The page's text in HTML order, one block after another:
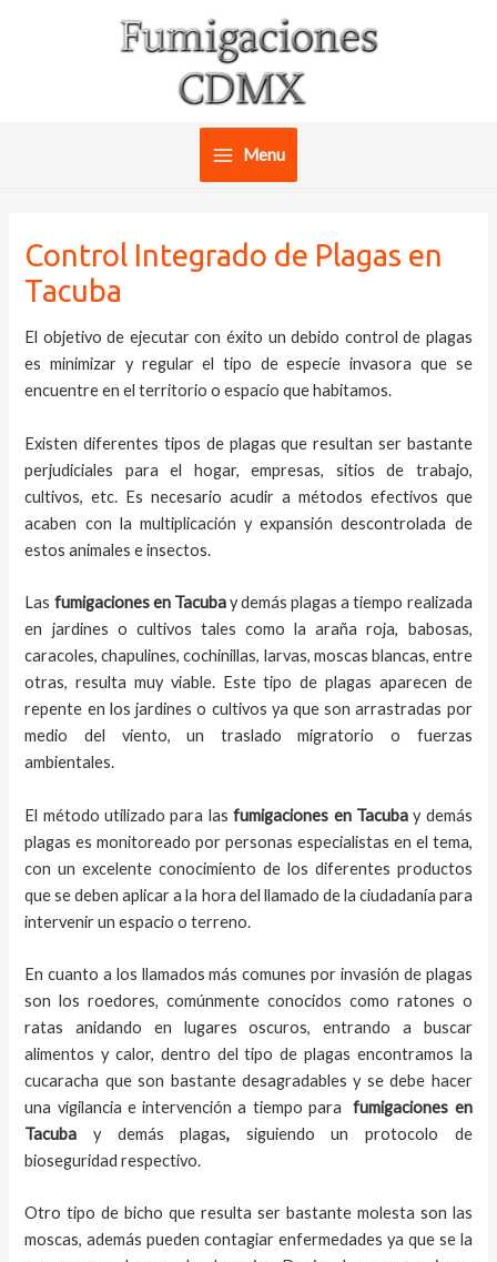
Main
Menu
Control Integrado de Plagas en
Tacuba
El objetivo de ejecutar con éxito un debido control de plagas
es minimizar y regular el tipo de especie invasora que se
encuentre en el territorio o espacio que habitamos.
Existen diferentes tipos de plagas que resultan ser bastante
perjudiciales para el hogar, empresas, sitios de trabajo,
cultivos, etc. Es necesario acudir a métodos efectivos que
acaben con la multiplicación y expansión descontrolada de
estos animales e insectos.
Las fumigacionesen Tacubay demás plagas atiempo realizada
en jardines o cultivos tales como la araña roja, babosas,
caracoles, chapulines, cochinillas, larvas, moscas blancas, entre
otras, resulta muy viable. Este tipo de plagas aparecen de
repente en los jardines o cultivos ya que son arrastradas por
medio del viento, un traslado migratorio o fuerzas
ambientales.
El método utilizado para las fumigaciones en Tacubay demás
plagas es monitoreado por personas especialistas en el tema,
con un excelente conocimiento de los diferentes productos
que se deben aplicar a la hora del llamado de la ciudadanía para
intervenir un espacio o terreno.
En cuanto a los llamados más comunes por invasión de plagas
son los roedores, comúnmente conocidos como ratones o
ratas anidando en lugares oscuros, entrando a buscar
alimentos y calor, dentro del tipo de plagas encontramos la
cucaracha que son bastante desagradables y se debe hacer
una vigilancia e intervención a tiempo parafumigaciones en
Tacuba
y demás plagas, siguiendo un protocolo de
bioseguridad respectivo.
Otro tipo de bicho que resulta ser bastante molesta son las
moscas, además pueden contagiar enfermedades ya que se la